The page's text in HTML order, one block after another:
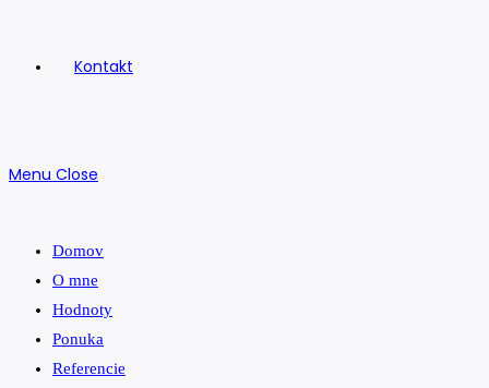
Kontakt
Menu Close
Domov
O mne
Hodnoty
Ponuka
Referencie